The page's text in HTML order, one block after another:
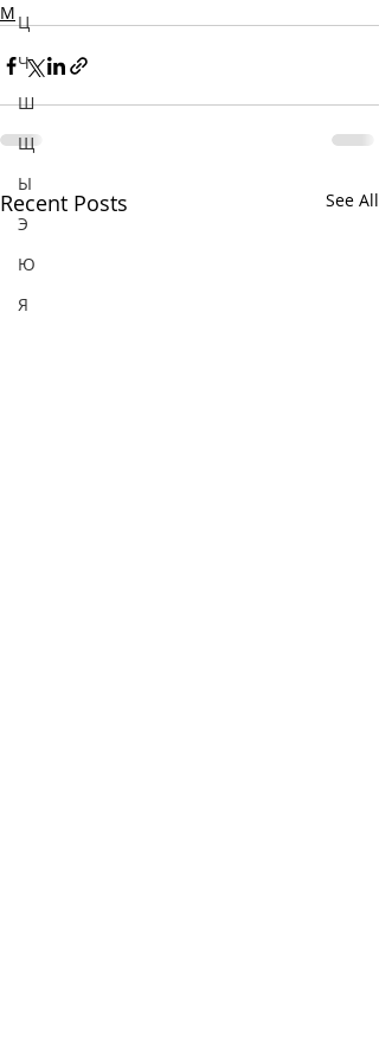
Ц
Ч
Ш
Щ
Ы
Э
Ю
Я
М
Recent Posts See All